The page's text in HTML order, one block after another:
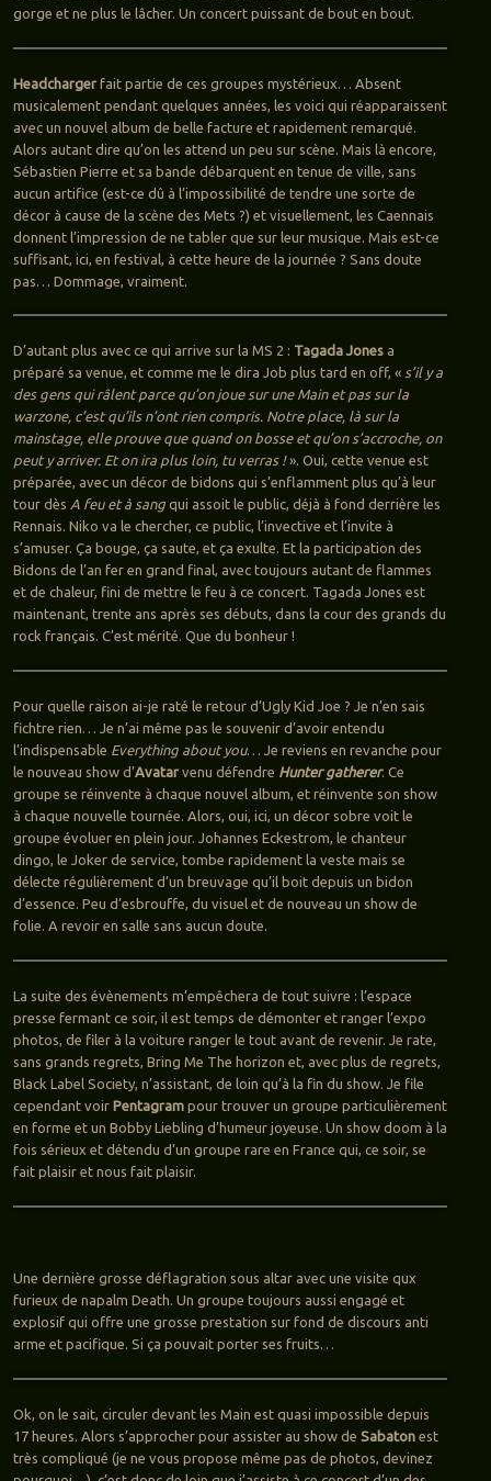
gorge et ne plus le lâcher. Un concert puissant de bout en bout.
Headchargerfait partie de ces groupes mystérieux… Absent
musicalement pendant quelques années, les voici qui réapparaissent
avec un nouvel album de belle facture et rapidement remarqué.
Alors autant dire qu’on les attend un peu sur scène. Mais là encore,
Sébastien Pierre et sa bande débarquent en tenue de ville, sans
aucun artifice (est-ce dû à l’impossibilité de tendre une sorte de
décor à cause de la scène des Mets ?) et visuellement, les Caennais
donnent l’impression de ne tabler que sur leur musique. Mais est-ce
suffisant, ici, en festival, à cette heure de la journée ? Sans doute
pas… Dommage, vraiment.
D’autant plus avec ce qui arrive sur la MS 2 : Tagada Jonesa
préparé sa venue, et comme me le dira Job plus tard en off, « s’il y a
des gens qui râlent parce qu’on joue sur une Main et pas sur la
warzone, c’est qu’ils n’ont rien compris. Notre place, là sur la
mainstage, elle prouve que quand on bosse et qu’on s’accroche, on
peut y arriver. Et on ira plus loin, tu verras !». Oui, cette venue est
préparée, avec un décor de bidons qui s’enflamment plus qu’à leur
tour dès A feu et à sangqui assoit le public, déjà à fond derrière les
Rennais. Niko va le chercher, ce public, l’invective et l’invite à
s’amuser. Ça bouge, ça saute, et ça exulte. Et la participation des
Bidons de l’an fer en grand final, avec toujours autant de flammes
et de chaleur, fini de mettre le feu à ce concert. Tagada Jones est
maintenant, trente ans après ses débuts, dans la cour des grands du
rock français. C’est mérité. Que du bonheur !
Pour quelle raison ai-je raté le retour d’Ugly Kid Joe ? Je n’en sais
fichtre rien… Je n’ai même pas le souvenir d’avoir entendu
l’indispensable Everything about you… Je reviens en revanche pour
le nouveau show d’Avatarvenu défendre Hunter gatherer. Ce
groupe se réinvente à chaque nouvel album, et réinvente son show
à chaque nouvelle tournée. Alors, oui, ici, un décor sobre voit le
groupe évoluer en plein jour. Johannes Eckestrom, le chanteur
dingo, le Joker de service, tombe rapidement la veste mais se
délecte régulièrement d’un breuvage qu’il boit depuis un bidon
d’essence. Peu d’esbrouffe, du visuel et de nouveau un show de
folie. A revoir en salle sans aucun doute.
La suite des évènements m’empêchera de tout suivre : l’espace
presse fermant ce soir, il est temps de démonter et ranger l’expo
photos, de filer à la voiture ranger le tout avant de revenir. Je rate,
sans grands regrets, Bring Me The horizon et, avec plus de regrets,
Black Label Society, n’assistant, de loin qu’à la fin du show. Je file
cependant voir Pentagrampour trouver un groupe particulièrement
en forme et un Bobby Liebling d’humeur joyeuse. Un show doom à la
fois sérieux et détendu d’un groupe rare en France qui, ce soir, se
fait plaisir et nous fait plaisir.
Une dernière grosse déflagration sous altar avec une visite qux
furieux de napalm Death. Un groupe toujours aussi engagé et
explosif qui offre une grosse prestation sur fond de discours anti
arme et pacifique. Si ça pouvait porter ses fruits…
Ok, on le sait, circuler devant les Main est quasi impossible depuis
17 heures. Alors s’approcher pour assister au show de Sabatonest
très compliqué (je ne vous propose même pas de photos, devinez